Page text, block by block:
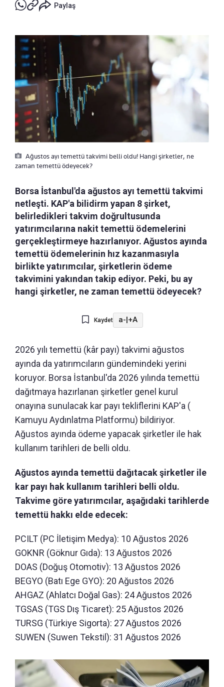
Paylaş
Ağustos ayı temettü takvimi belli oldu! Hangi şirketler, ne
zaman temettü ödeyecek?
Borsa İstanbul'da ağustos ayı temettü takvimi
netleşti. KAP'a bilidirm yapan 8 şirket,
belirledikleri takvim doğrultusunda
yatırımcılarına nakit temettü ödemelerini
gerçekleştirmeye hazırlanıyor. Ağustos ayında
temettü ödemelerinin hız kazanmasıyla
birlikte yatırımcılar, şirketlerin ödeme
takvimini yakından takip ediyor. Peki, bu ay
hangi şirketler, ne zaman temettü ödeyecek?
Kaydet a-|+A
2026 yılı temettü (kâr payı) takvimi ağustos
ayında da yatırımcıların gündemindeki yerini
koruyor. Borsa İstanbul'da 2026 yılında temettü
dağıtmaya hazırlanan şirketler genel kurul
onayına sunulacak kar payı tekliflerini KAP'a (
Kamuyu Aydınlatma Platformu) bildiriyor.
Ağustos ayında ödeme yapacak şirketler ile hak
kullanım tarihleri de belli oldu.
Ağustos ayında temettü dağıtacak şirketler ile
kar payı hak kullanım tarihleri belli oldu.
Takvime göre yatırımcılar, aşağıdaki tarihlerde
temettü hakkı elde edecek:
PCILT (PC İletişim Medya): 10 Ağustos 2026
GOKNR (Göknur Gıda): 13 Ağustos 2026
DOAS (Doğuş Otomotiv): 13 Ağustos 2026
BEGYO (Batı Ege GYO): 20 Ağustos 2026
AHGAZ (Ahlatcı Doğal Gas): 24 Ağustos 2026
TGSAS (TGS Dış Ticaret): 25 Ağustos 2026
TURSG (Türkiye Sigorta): 27 Ağustos 2026
SUWEN (Suwen Tekstil): 31 Ağustos 2026